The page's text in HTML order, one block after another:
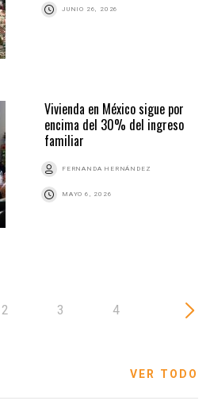
JUNIO 26, 2026
Vivienda en México sigue por
encima del 30% del ingreso
familiar
FERNANDA HERNÁNDEZ
MAYO 6, 2026
2 3 4
VER TODO